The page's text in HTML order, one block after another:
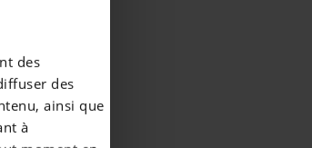
des
des
ainsi que
à